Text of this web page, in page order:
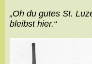
„Oh du gutes St.
bleibst hier.“